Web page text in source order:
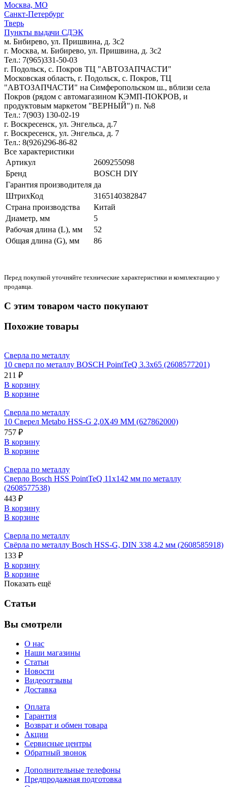
Москва, МО
Санкт-Петербург
Тверь
Пункты выдачи СДЭК
м. Бибирево, ул. Пришвина, д. 3с2
г. Москва, м. Бибирево, ул. Пришвина, д. 3с2
Тел.: 7(965)331-50-03
г. Подольск, c. Покров ТЦ "АВТОЗАПЧАСТИ"
Московская область, г. Подольск, c. Покров, ТЦ
"АВТОЗАПЧАСТИ" на Симферопольском ш., вблизи села
Покров (рядом с автомагазином КЭМП-ПОКРОВ, и
продуктовым маркетом "ВЕРНЫЙ") п. №8
Тел.: 7(903) 130-02-19
г. Воскресенск, ул. Энгельса, д.7
г. Воскресенск, ул. Энгельса, д. 7
Тел.: 8(926)296-86-82
Все характеристики
Артикул
2609255098
Бренд
BOSCH DIY
Гарантия производителя да
ШтрихКод
3165140382847
Страна производства
Китай
Диаметр, мм
5
Рабочая длина (L), мм
52
Общая длина (G), мм
86
Перед покупкой уточняйте технические характеристики и комплектацию у
продавца.
С этим товаром часто покупают
Похожие товары
Сверла по металлу
10 сверл по металлу BOSCH PointTeQ 3.3х65 (2608577201)
211 ₽
В корзину
В корзине
Сверла по металлу
10 Сверел Metabo HSS-G 2,0X49 ММ (627862000)
757 ₽
В корзину
В корзине
Сверла по металлу
Сверло Bosch HSS PointTeQ 11х142 мм по металлу
(2608577538)
443 ₽
В корзину
В корзине
Сверла по металлу
Свёрла по металлу Bosch HSS-G, DIN 338 4.2 мм (2608585918)
133 ₽
В корзину
В корзине
Показать ещё
Статьи
Вы смотрели
О нас
Наши магазины
Статьи
Новости
Видеоотзывы
Доставка
Оплата
Гарантия
Возврат и обмен товара
Акции
Сервисные центры
Обратный звонок
Дополнительные телефоны
Предпродажная подготовка